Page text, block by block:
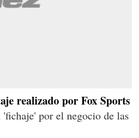
realizado por Fox Sports
por el negocio de las